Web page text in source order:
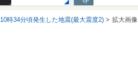
10時34分頃発生した地震(最大震度2) 拡大画像